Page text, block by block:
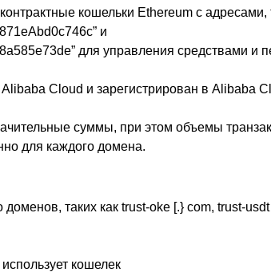
кошельки Ethereum с адресами,
и
для управления средствами и
Cloud и зарегистрирован в Alibaba
суммы, при этом объемы
для каждого домена.
таких как trust-oke [.} com, trust-
кошелек